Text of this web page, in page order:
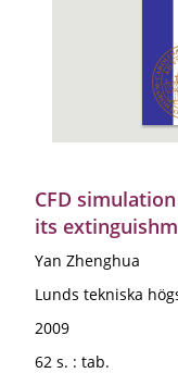
CFD
its
Yan Zhenghua
Lunds tekniska
2009
62 s. : tab.